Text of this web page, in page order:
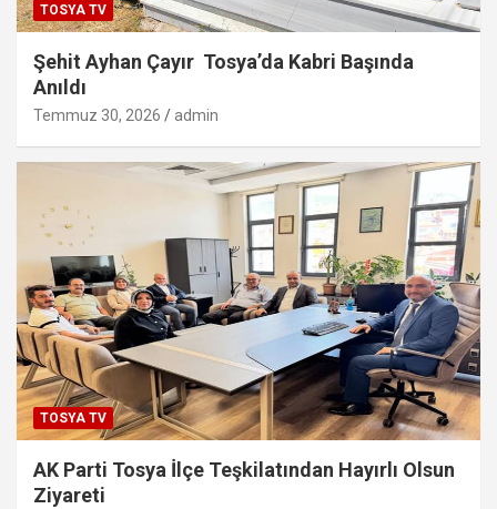
TOSYA TV
Şehit Ayhan Çayır Tosya’da Kabri Başında
Anıldı
Temmuz 30, 2026 admin
TOSYA TV
AK Parti Tosya İlçe Teşkilatından Hayırlı Olsun
Ziyareti